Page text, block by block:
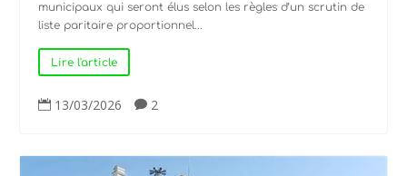
municipaux qui seront élus selon les règles d’un scrutin de
liste paritaire proportionnel...
Lire l'article
 13/03/2026  2